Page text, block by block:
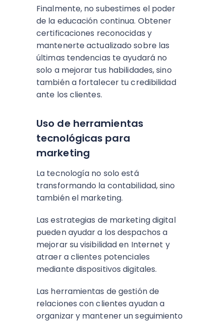
Finalmente, no subestimes el poder
de la educación continua. Obtener
certificaciones reconocidas y
mantenerte actualizado sobre las
últimas tendencias te ayudará no
solo a mejorar tus habilidades, sino
también a fortalecer tu credibilidad
ante los clientes.
Uso de herramientas
tecnológicas para
marketing
La tecnología no solo está
transformando la contabilidad, sino
también el marketing.
Las estrategias de marketing digital
pueden ayudar a los despachos a
mejorar su visibilidad en Internet y
atraer a clientes potenciales
mediante dispositivos digitales.
Las herramientas de gestión de
relaciones con clientes ayudan a
organizar y mantener un seguimiento